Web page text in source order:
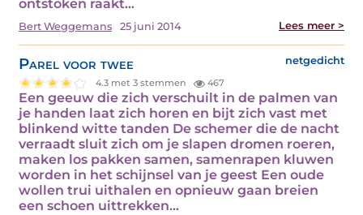
ontstoken raakt…
Bert Weggemans 25 juni 2014 Lees meer >
Parel voor twee netgedicht
4.3 met 3 stemmen 467
Een geeuw die zich verschuilt in de palmen van
je handen laat zich horen en bijt zich vast met
blinkend witte tanden De schemer die de nacht
verraadt sluit zich om je slapen dromen roeren,
maken los pakken samen, samenrapen kluwen
worden in het schijnsel van je geest Een oude
wollen trui uithalen en opnieuw gaan breien
een schoen uittrekken…